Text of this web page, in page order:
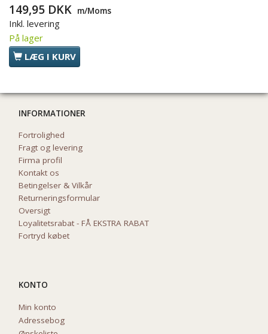
149,95 DKK m/Moms
Inkl. levering
På lager
LÆG I KURV
INFORMATIONER
Fortrolighed
Fragt og levering
Firma profil
Kontakt os
Betingelser & Vilkår
Returneringsformular
Oversigt
Loyalitetsrabat - FÅ EKSTRA RABAT
Fortryd købet
KONTO
Min konto
Adressebog